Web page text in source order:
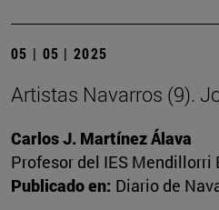
05 | 05 | 2025
Artistas Navarros (9).
Carlos J. Martínez Álava
Profesor del IES Mendillorri
Publicado en: Diario de